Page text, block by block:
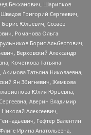
Бекханович, Шарипков
Григорий Сергеевич,
Борис Юльевич, Созаев
Романова Ольга
Борис Альбертович,
Верховский Александр
Кочеткова Татьяна
Татьяна Николаевна,
Ян Збигневич, Жемкова
Юлия Юрьевна,
Аверин Владимир
Алексеевич,
Гефтер Валентин
Ирина Анатольевна,